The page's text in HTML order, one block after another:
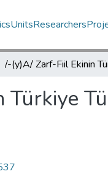
UnitsResearchers